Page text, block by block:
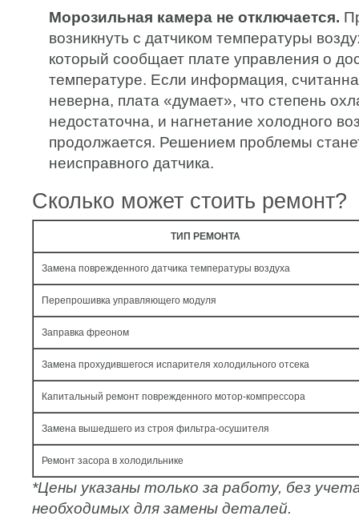
Морозильная камера не отключается.
возникнуть с датчиком температуры
который сообщает плате управления о
температуре. Если информация,
неверна, плата «думает», что степень
недостаточна, и нагнетание холодного
продолжается. Решением проблемы
неисправного датчика.
Сколько может стоить ремонт?
ТИП РЕМОНТА
Замена поврежденного датчика температуры воздуха
Перепрошивка управляющего модуля
Заправка фреоном
Замена прохудившегося испарителя холодильного отсека
Капитальный ремонт поврежденного мотор-компрессора
Замена вышедшего из строя фильтра-осушителя
Ремонт засора в холодильнике
*Цены указаны только за работу, без
необходимых для замены деталей.